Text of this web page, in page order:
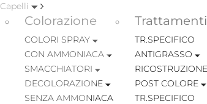
Capelli
Colorazione
COLORI SPRAY
CON AMMONIACA
SMACCHIATORI
DECOLORAZIONE
SENZA AMMONIACA
Trattamenti
TR.SPECIFICO
ANTIGRASSO
RICOSTRUZIONE
POST COLORE
TR.SPECIFICO